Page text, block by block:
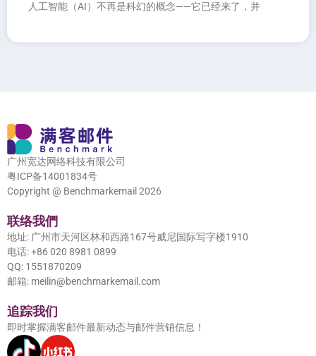
人工智能（AI）不再是科幻的概念——它已经来了，并
广州宽达网络科技有限公司
粤ICP备14001834号
Copyright @ Benchmarkemail 2026
联络我們
地址: 广州市天河区林和西路167号威尼国际写字楼1910
电话: +86 020 8981 0899
QQ: 1551870209
邮箱: meilin@benchmarkemail.com
追踪我们
即时掌握满客邮件最新动态与邮件营销信息！